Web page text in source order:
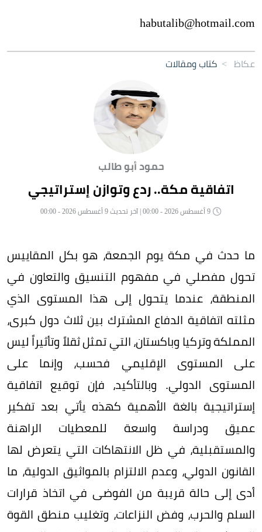
habutalib@hotmail.com
عكاظ > كتاب ومقالات
حمود أبو طالب
اتفاقية مكة.. ردع وتوازن إستراتيجي
ما حدث في مكة يوم الجمعة، هو بكل المقاييس
تحول مفصلي في مفهوم التنسيق والتعاون في
المنطقة، عندما يتحول إلى هذا المستوى الذي
مثلته اتفاقية الدفاع المشترك بين ثلاث دول كبرى،
المملكة وتركيا وباكستان، التي تمثل ثقلاً وتأثيراً ليس
على المستوى الإقليمي فحسب، وإنما على
المستوى الدولي. وبالتأكيد، فإن توقيع اتفاقية
إستراتيجية بالغة الأهمية كهذه يأتي بعد تفكير
عميق ودراسة واسعة للمعطيات الراهنة
والمستقبلية، في ظل الانتهاكات التي يتعرض لها
القانون الدولي، وعدم الالتزام بالمواثيق الدولية، ما
أدى إلى حالة قريبة من الفوضى في اتخاذ قرارات
السلم والحرب، وفض النزاعات، وتغليب منطق القوة